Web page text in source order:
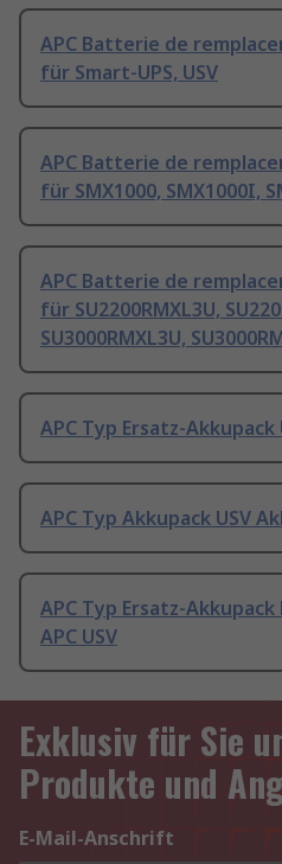
APC Batterie de
für Smart-UPS, USV
APC Batterie de
für SMX1000, SMX1000I,
APC Batterie de
für SU2200RMXL3U,
SU3000RMXL3U,
APC Typ Ersatz-Akkupack
APC Typ Akkupack USV
APC Typ Ersatz-
APC USV
Exklusiv für Sie
Produkte und
E-Mail-Anschrift